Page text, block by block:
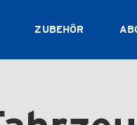
ZUBEHÖR